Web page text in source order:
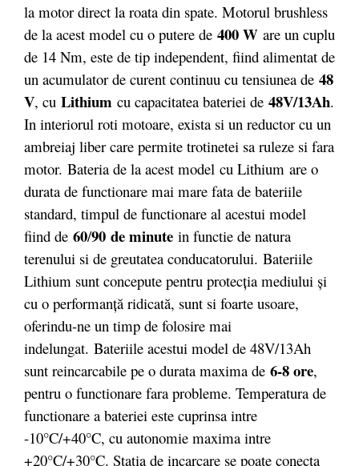
la motor direct la roata din spate. Motorul brushless
de la acest model cu o putere de 400 W are un cuplu
de 14 Nm, este de tip independent, fiind alimentat de
un acumulator de curent continuu cu tensiunea de 48
V, cu Lithium cu capacitatea bateriei de 48V/13Ah.
In interiorul roti motoare, exista si un reductor cu un
ambreiaj liber care permite trotinetei sa ruleze si fara
motor. Bateria de la acest model cu Lithium are o
durata de functionare mai mare fata de bateriile
standard, timpul de functionare al acestui model
fiind de 60/90 de minute in functie de natura
terenului si de greutatea conducatorului. Bateriile
Lithium sunt concepute pentru protecţia mediului şi
cu o performanţă ridicată, sunt si foarte usoare,
oferindu-ne un timp de folosire mai
indelungat. Bateriile acestui model de 48V/13Ah
sunt reincarcabile pe o durata maxima de 6-8 ore,
pentru o functionare fara probleme. Temperatura de
functionare a bateriei este cuprinsa intre
-10°C/+40°C, cu autonomie maxima intre
+20°C/+30°C. Statia de incarcare se poate conecta